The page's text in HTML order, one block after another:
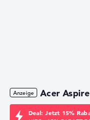
Acer
Deal: Jetzt 15%